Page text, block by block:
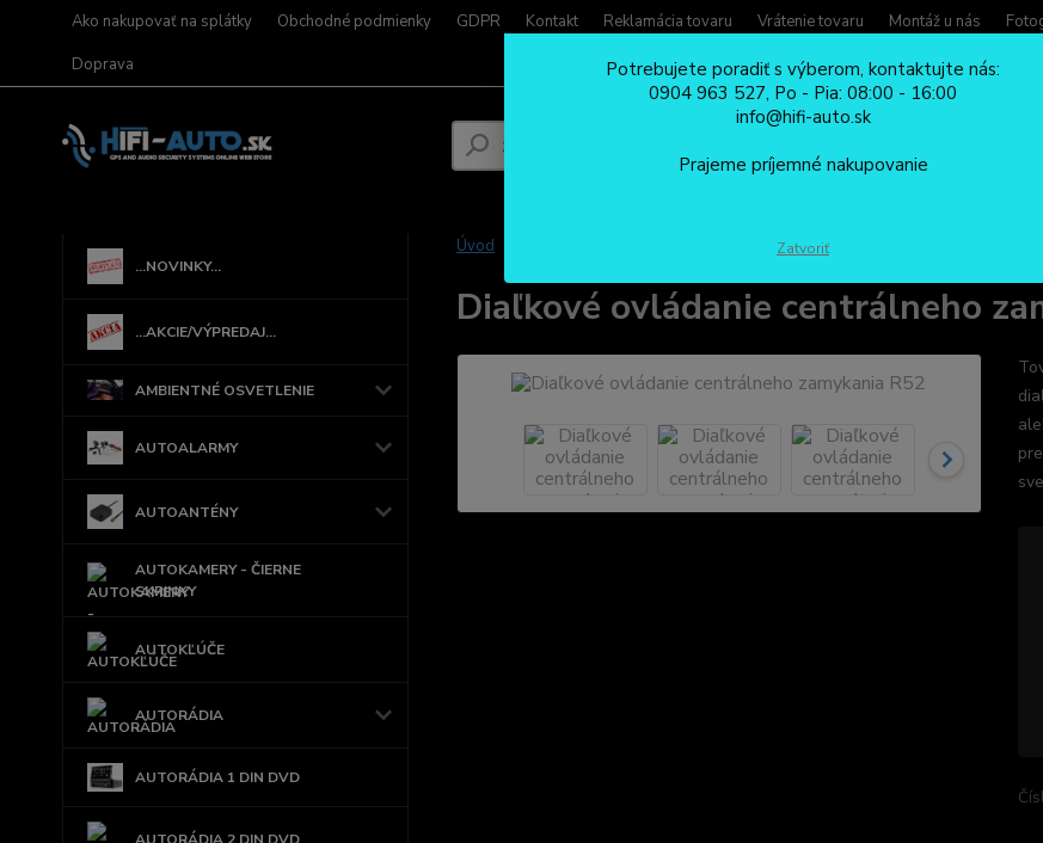
Ako nakupovať na splátky Obchodné podmienky GDPR Kontakt Reklamácia tovaru Vrátenie tovaru Montáž u nás
Doprava
...NOVINKY...
...AKCIE/VÝPREDAJ...
AMBIENTNÉ OSVETLENIE
AUTOALARMY
AUTOANTÉNY
AUTOKAMERY - ČIERNE
SKRINKY
AUTOKĽÚČE
AUTORÁDIA
AUTORÁDIA 1 DIN DVD
Úvod Diaľkové ovládanie centrálneho zamykania
Diaľkové ovládanie centrálneho
Potrebujete poradiť s výberom, kontaktujte nás:
0904 963 527, Po - Pia: 08:00 - 16:00
info@hifi-auto.sk
Prajeme príjemné nakupovanie
Zatvoriť